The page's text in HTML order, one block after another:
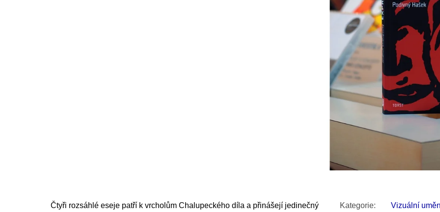
Čtyři rozsáhlé eseje patří k vrcholům Chalupeckého díla a přinášejí jedinečný
Kategorie:
Vizuální
300 Kč
Původně:
350